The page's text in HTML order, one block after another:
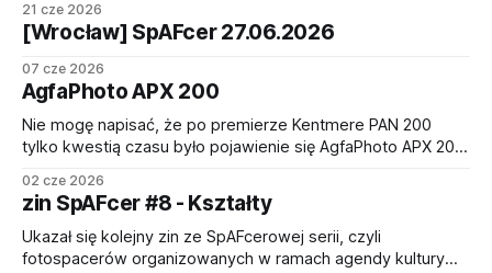
trzy dni w Browarze Mieszczańskim będzie można oglądać
Wrocław oczami innych, co niejednokrotnie sprawia, że
spoglądamy na znajome miejsca w zupełnie inny, nowy
sposób. Wystawa będzie dostępna przez weekend od
21 cze 2026
[Wrocław] SpAFcer 27.06.2026
07 cze 2026
AgfaPhoto APX 200
Nie mogę napisać, że po premierze Kentmere PAN 200
tylko kwestią czasu było pojawienie się AgfaPhoto APX 200,
identyczne emulsje, AgfaPhoto zleciło Harmanowi
włączenie środkowej pod względem czułości emulsji
również do ich portfolio filmów, które z historyczną emulsją
APX mają wspólną
02 cze 2026
zin SpAFcer #8 - Kształty
Ukazał się kolejny zin ze SpAFcerowej serii, czyli
fotospacerów organizowanych w ramach agendy kultury